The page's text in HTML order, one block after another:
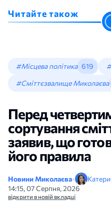
Читайте також
#Місцева політика 619
#Сміттєзвалище Миколаєва
Перед
сортування
заявив, що
його правила
Новини Миколаєва•
14:15, 07 Серпня, 2026
відкрити в новій вкладці